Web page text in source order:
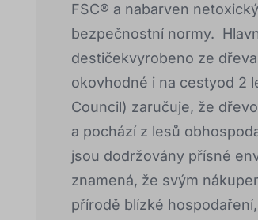
FSC® a nabarven
bezpečnostní normy.
destičekvyrobeno ze
okovhodné i na cestyod 2
Council) zaručuje, že
a pochází z lesů
jsou dodržovány přísné
znamená, že svým
přírodě blízké